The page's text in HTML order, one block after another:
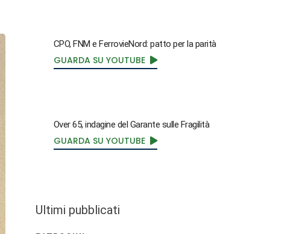
CPO, FNM e FerrovieNord: patto per la parità
GUARDA SU YOUTUBE
Over 65, indagine del Garante sulle Fragilità
GUARDA SU YOUTUBE
Ultimi pubblicati